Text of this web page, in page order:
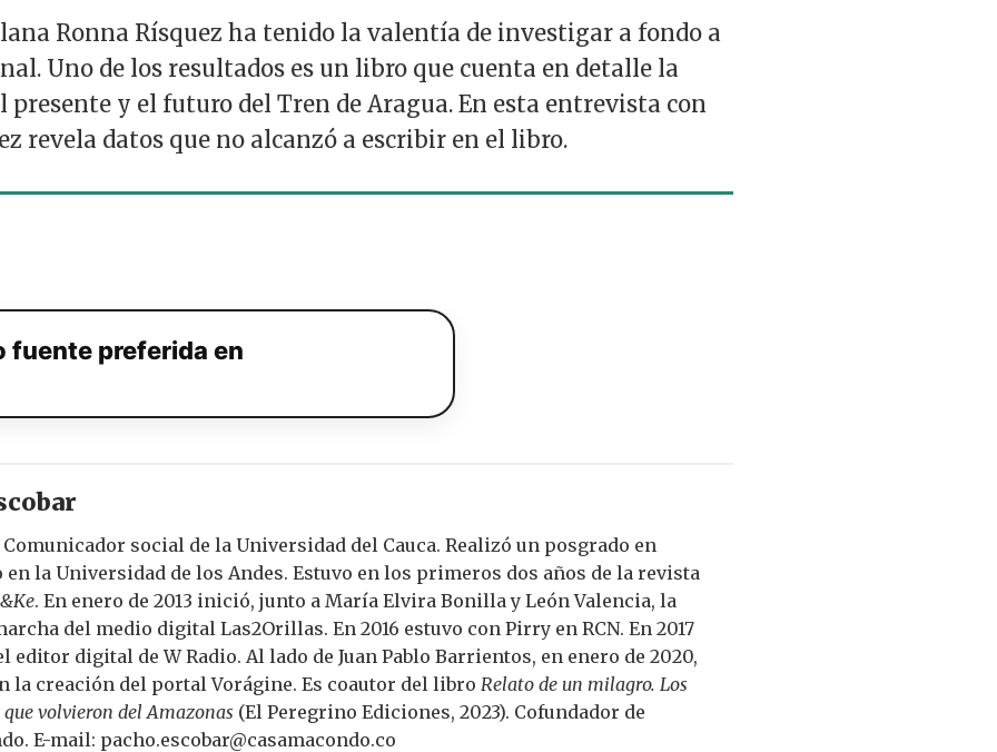
Ronna Rísquez ha tenido la valentía de investigar a fondo a
Uno de los resultados es un libro que cuenta en detalle la
presente y el futuro del Tren de Aragua. En esta entrevista con
revela datos que no alcanzó a escribir en el libro.
fuente preferida en
Comunicador social de la Universidad del Cauca. Realizó un posgrado en
la Universidad de los Andes. Estuvo en los primeros dos años de la revista
. En enero de 2013 inició, junto a María Elvira Bonilla y León Valencia, la
del medio digital Las2Orillas. En 2016 estuvo con Pirry en RCN. En 2017
editor digital de W Radio. Al lado de Juan Pablo Barrientos, en enero de 2020,
la creación del portal Vorágine. Es coautor del libro Relato de un milagro. Los
volvieron del Amazonas (El Peregrino Ediciones, 2023). Cofundador de
E-mail: pacho.escobar@casamacondo.co